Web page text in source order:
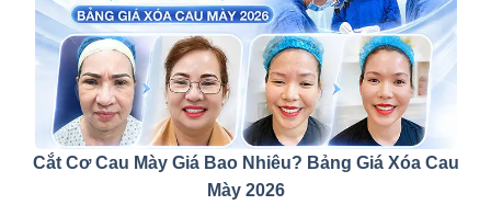
Cắt Cơ Cau Mày Giá Bao Nhiêu? Bảng Giá Xóa Cau
Mày 2026